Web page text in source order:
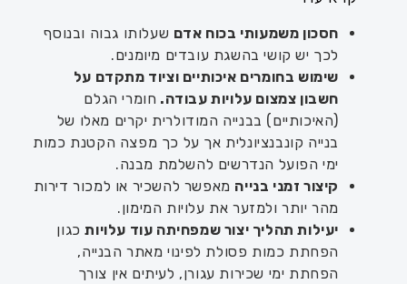
חסכון משמעותי בכוח אדם שעלותו גבוה ובנוסף
לכך יש קושי בהשגת עובדים מיומנים.
שימוש בחומרים איכותיים וציוד מתקדם על
חשבון צמצום עלויות עבודה. חומרי הגלם
(האיכותיים) בבנייה המודולרית יקרים מאלו של
בנייה קונבנציונלית אך על כך מפצה הקטנת כמות
ימי הפועל הנדרשים להשלמת מבנה.
קיצור זמני בנייה מאפשר להשכיר או למכור דירות
מהר יותר ולמזער את עלויות המימון.
יעילות תהליך יצור שמפחיתה עוד עלויותכגון
הפחתת כמות פסולת לפינוי מאתר הבנייה,
הפחתת ימי שכירות עגורן, לעיתים אין צורך